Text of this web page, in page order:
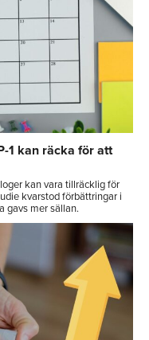
1 kan räcka för att
kan vara tillräcklig för
kvarstod förbättringar i
gavs mer sällan.